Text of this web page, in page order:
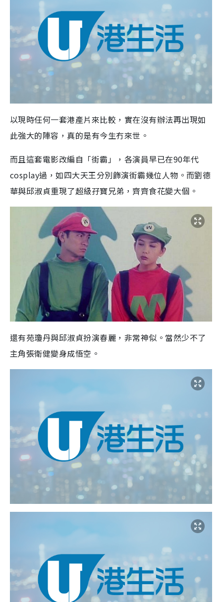
以現時任何一套港產片來比較，實在沒有辦法再出現如
此強大的陣容，真的是有今生冇來世。
而且這套電影改編自「街霸」，各演員早已在90年代
cosplay過，如四大天王分別飾演街霸幾位人物。而劉德
華與邱淑貞重現了超級孖寶兄弟，齊齊食花變大個。
還有苑瓊丹與邱淑貞扮演春麗，非常神似。當然少不了
主角張衛健變身成悟空。